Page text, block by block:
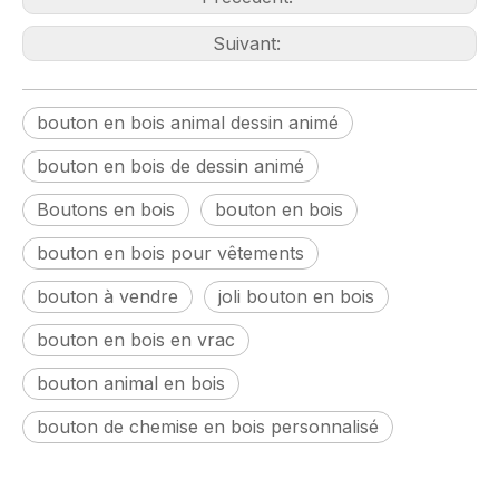
Suivant:
bouton en bois animal dessin animé
bouton en bois de dessin animé
Boutons en bois
bouton en bois
bouton en bois pour vêtements
bouton à vendre
joli bouton en bois
bouton en bois en vrac
bouton animal en bois
bouton de chemise en bois personnalisé